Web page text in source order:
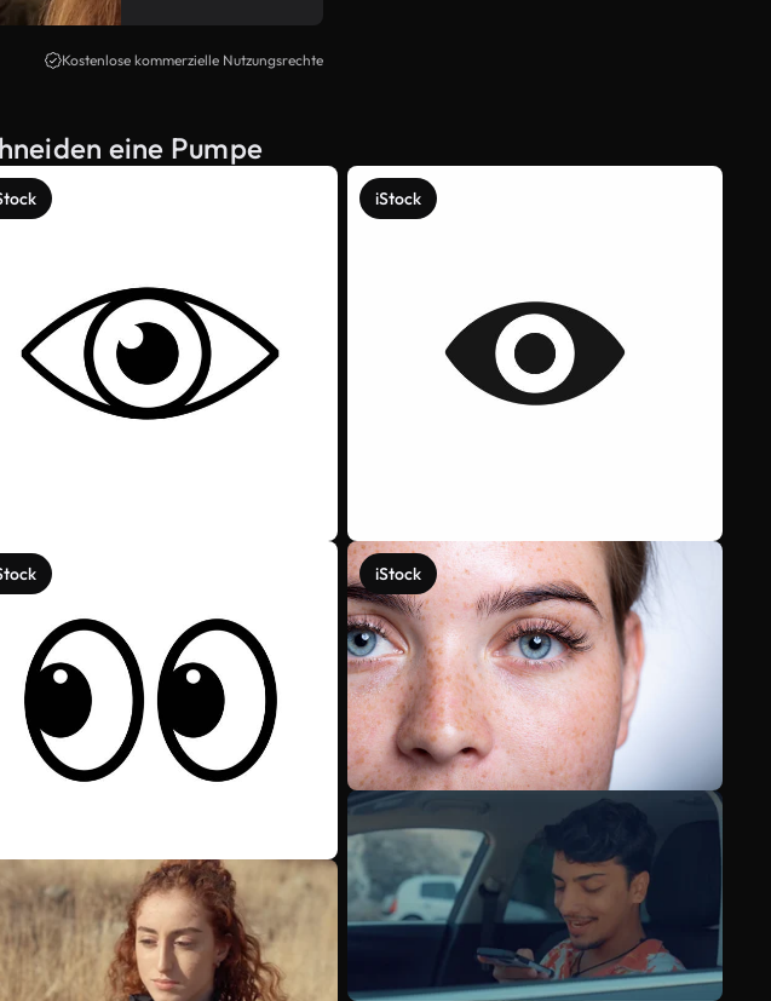
Kostenlose kommerzielle Nutzungsrechte
eine Pumpe
iStock
iStock
Mehr anzeigen